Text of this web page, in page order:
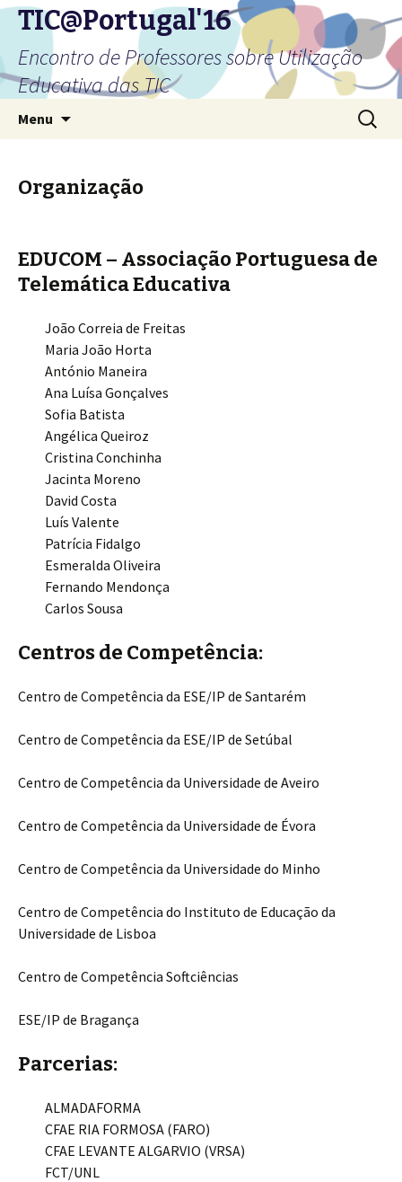
TIC@Portugal'16
Encontro de Professores sobre Utilização
Educativa das TIC
Menu
por:
Organização
EDUCOM – Associação Portuguesa de
Telemática Educativa
João Correia de Freitas
Maria João Horta
António Maneira
Ana Luísa Gonçalves
Sofia Batista
Angélica Queiroz
Cristina Conchinha
Jacinta Moreno
David Costa
Luís Valente
Patrícia Fidalgo
Esmeralda Oliveira
Fernando Mendonça
Carlos Sousa
Centros de Competência:
Centro de Competência da ESE/IP de Santarém
Centro de Competência da ESE/IP de Setúbal
Centro de Competência da Universidade de Aveiro
Centro de Competência da Universidade de Évora
Centro de Competência da Universidade do Minho
Centro de Competência do Instituto de Educação da
Universidade de Lisboa
Centro de Competência Softciências
ESE/IP de Bragança
Parcerias:
ALMADAFORMA
CFAE RIA FORMOSA (FARO)
CFAE LEVANTE ALGARVIO (VRSA)
FCT/UNL